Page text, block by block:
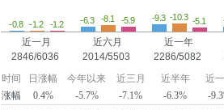
-0.8 -1.2 -1.2
近一月
2846/6036
-6.3 -8.1 -5.9
近六月
2014/5503
-9.3 -10.3 -5.1
近一年
2286/5082
时间
日涨幅 今年以来 近三月 近半年 近
涨幅
0.4% -5.7% -7.1% -6.3% -